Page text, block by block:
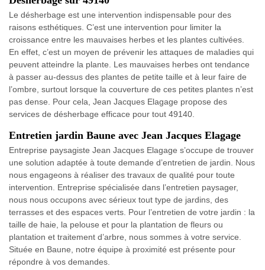
Le désherbage est une intervention indispensable pour des
raisons esthétiques. C’est une intervention pour limiter la
croissance entre les mauvaises herbes et les plantes cultivées.
En effet, c’est un moyen de prévenir les attaques de maladies qui
peuvent atteindre la plante. Les mauvaises herbes ont tendance
à passer au-dessus des plantes de petite taille et à leur faire de
l’ombre, surtout lorsque la couverture de ces petites plantes n’est
pas dense. Pour cela, Jean Jacques Elagage propose des
services de désherbage efficace pour tout 49140.
Entretien jardin Baune avec Jean Jacques Elagage
Entreprise paysagiste Jean Jacques Elagage s’occupe de trouver
une solution adaptée à toute demande d’entretien de jardin. Nous
nous engageons à réaliser des travaux de qualité pour toute
intervention. Entreprise spécialisée dans l’entretien paysager,
nous nous occupons avec sérieux tout type de jardins, des
terrasses et des espaces verts. Pour l’entretien de votre jardin : la
taille de haie, la pelouse et pour la plantation de fleurs ou
plantation et traitement d’arbre, nous sommes à votre service.
Située en Baune, notre équipe à proximité est présente pour
répondre à vos demandes.